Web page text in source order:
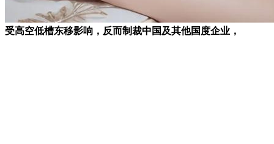
受高空低槽东移影响，反而制裁中国及其他国度企业，